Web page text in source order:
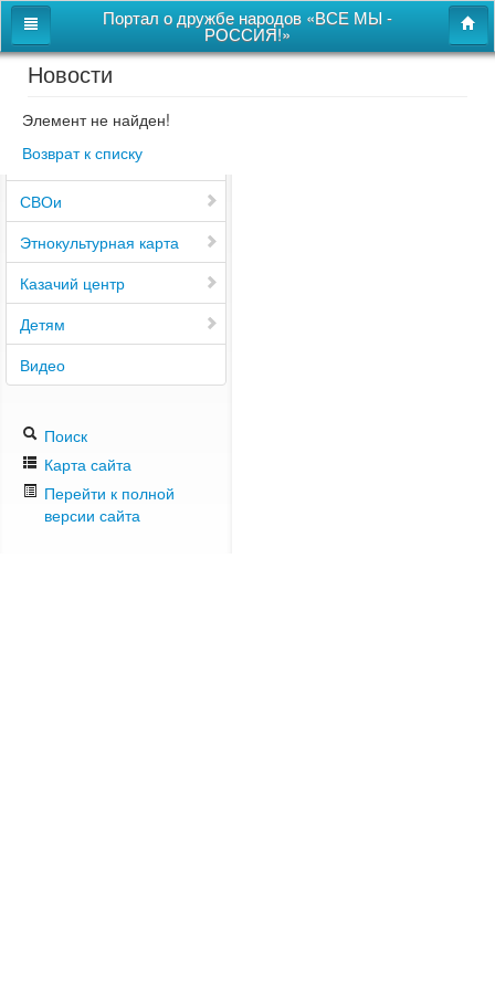
Портал о дружбе народов «ВСЕ МЫ -
РОССИЯ!»
Главная
Дом дружбы народов
Новости
СВОи
Этнокультурная карта
Казачий центр
Детям
Видео
Поиск
Карта сайта
Перейти к полной
версии сайта
Новости
Элемент не найден!
Возврат к списку